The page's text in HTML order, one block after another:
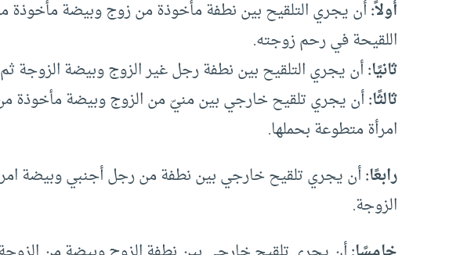
أولاً:أن يجري التلقيح بين نطفة مأخوذة من زوج وبيضة مأخوذة
اللقيحة في رحم زوجته.
ثانيًا:أن يجري التلقيح بين نطفة رجل غير الزوج وبيضة الزوجة
ثالثًا:أن يجري تلقيح خارجي بين منيّ من الزوج وبيضة مأخوذة
امرأة متطوعة بحملها.
رابعًا:أن يجري تلقيح خارجي بين نطفة من رجل أجنبي وبيضة
الزوجة.